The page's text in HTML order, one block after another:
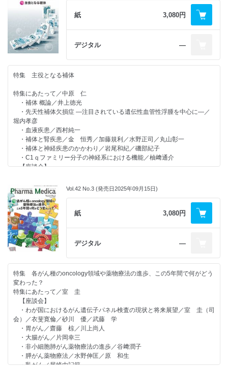
標的分子CD38から発想したCAR-T 細胞療法 ～多発性骨髄腫研究が導
いた治療戦略～／三原圭一朗
【CUTTING-EDGE MEDICAL INTRODUCTION】
・小国郷における医療DXと超聴診器を活用した遠隔医療 ―地域医療課
題を起点とした医療MaaSの実装―／小川晋平
【学会レポート】
第65回 日本リンパ腫学会 学術集会・総会
第33回 日本心血管インターベンション治療学会；CVIT 2025学術集会
【Medical Scope】
・日本における花粉症研究の歴史／遠藤朝彦
紙 3,080円
デジタル ―
特集 主役となる補体
特集にあたって／中原 仁
・補体 概論／井上徳光
・先天性補体欠損症 ―注目されている遺伝性血管性浮腫を中心に―／
堀内孝彦
・血液疾患／西村純一
・補体と腎疾患／金 恒秀／加藤規利／水野正司／丸山彰一
・補体と神経疾患のかかわり／岩尾和紀／磯部紀子
・C1ｑファミリー分子の神経系における機能／柚﨑通介
【座談会】
／角田 亘／園生雅弘
連載
【ゲノム医療の現状】
神経領域の遺伝学的検査とゲノム解析研究の特徴／石浦浩之
【医学・薬学 人物往来】
・AJMCの活動から見る、医育機関が直面する課題と展望 ／前田嘉信／
相良博典
【CUTTING-EDGE MEDICAL INTRODUCTION】
・国産ロボット「hinotoriTM サージカルロボットシステム」と遠隔手
【学会レポート】
・第73回 日本輸血・細胞治療学会学術総会／豊嶋崇徳
・第47回 日本造血・免疫細胞療法学会総会／日野雅之
The 15th JSH International Symposium 2025 in SAGA
（第15回 日本血液学会国際シンポジウム）／木村晋也
【Medical Scope】
・前立腺全摘除術後の陰茎リハビリテーションについて教えてください
／海法康裕／諸角謙人／及川真亮／楠本大樹
【投稿論文】
・公的地方病院が自施設の現状を「見える化」し
Vol.42 No.3 (発売日2025年09月15日)
紙 3,080円
デジタル ―
特集 各がん種のoncology領域や薬物療法の進歩、この5年間で何がどう
変わった？
特集にあたって／室 圭
【座談会】
・わが国におけるがん遺伝子パネル検査の現状と将来展望／室 圭（司
会）／衣斐寛倫／砂川 優／武藤 学
・胃がん／齋藤 椋／川上尚人
・大腸がん／片岡幸三
・非小細胞肺がん薬物療法の進歩／谷﨑潤子
・膵がん薬物療法／水野伸匡／原 和生
・乳がん／尾崎由記範